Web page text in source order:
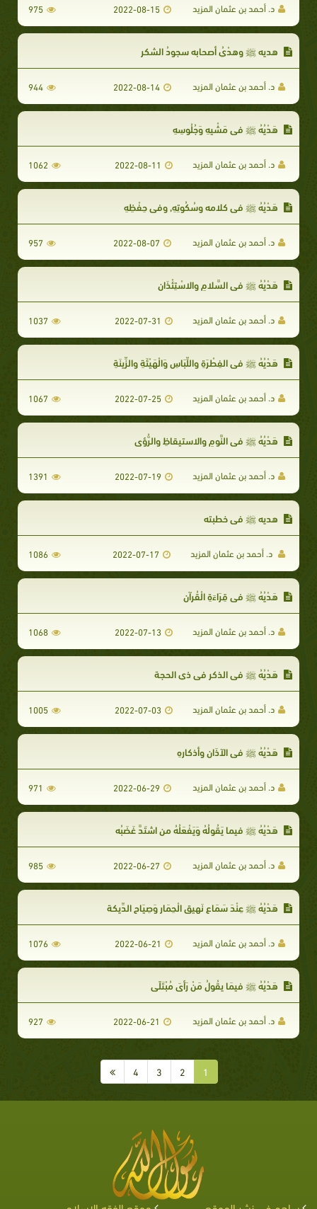
د. أحمد بن عثمان المزيد 2022-08-15
975
هديه ﷺ وهدْيُ أصحابه سجودُ الشكر
د. أحمد بن عثمان المزيد 2022-08-14
944
هَدْيُهُ ﷺ في مَشْيِهِ وَجُلُوسِهِ
د. أحمد بن عثمان المزيد 2022-08-11
1062
هَدْيُهُ ﷺ في كلامه وسُكُوتِهِ, وفي حِفْظِهِ
د. أحمد بن عثمان المزيد 2022-08-07
957
هَدْيُهُ ﷺ في السَّلامِ والاسْتِئْذَانِ
د. أحمد بن عثمان المزيد 2022-07-31
1037
هَدْيُهُ ﷺ في الفِطْرَةِ واللِّبَاسِ وَالْهَيْئَةِ والزِّينَةِ
د. أحمد بن عثمان المزيد 2022-07-25
1067
هَدْيُهُ ﷺ في النَّومِ والاستيقاظِ والرُّؤى
د. أحمد بن عثمان المزيد 2022-07-19
1391
هديه ﷺ في خطبته
د. أحمد بن عثمان المزيد 2022-07-17
1086
هَدْيُهُ ﷺ في قِرَاءَةِ الْقُرآنِ
د. أحمد بن عثمان المزيد 2022-07-13
1068
هَدْيُهُ ﷺ في الذكر في ذي الحجة
د. أحمد بن عثمان المزيد 2022-07-03
1005
هَدْيُهُ ﷺ في الآذَانِ وأذكارِهِ
د. أحمد بن عثمان المزيد 2022-06-29
971
هَدْيُهُ ﷺ فيما يَقُولُهُ وَيَفْعَلُهُ من اشتَدَّ غَضَبُه
د. أحمد بن عثمان المزيد 2022-06-27
985
هَدْيُهُ ﷺ عِنْدَ سَمَاعِ نَهِيق الْحِمَار وَصِيَاحِ الدِّيكة
د. أحمد بن عثمان المزيد 2022-06-21
1076
هَدْيُهُ ﷺ فيمَا يقُولُ مَنْ رَأىَ مُبْتَلًى
د. أحمد بن عثمان المزيد 2022-06-21
927
1
2
3
4